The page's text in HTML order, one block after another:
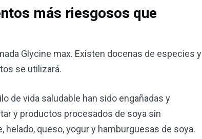
más riesgosos que
Glycine max. Existen docenas de especies y
se utilizará.
de vida saludable han sido engañadas y
y productos procesados de soya sin
queso, yogur y hamburguesas de soya.
su salud de forma natural con el
ahora
de sidra de manzana (VSM) es uno de los
más versátiles de la naturaleza, ya sea que